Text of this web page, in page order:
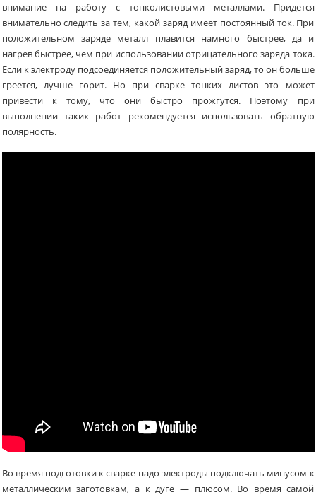
внимание на работу с тонколистовыми металлами. Придется
внимательно следить за тем, какой заряд имеет постоянный ток. При
положительном заряде металл плавится намного быстрее, да и
нагрев быстрее, чем при использовании отрицательного заряда тока.
Если к электроду подсоединяется положительный заряд, то он больше
греется, лучше горит. Но при сварке тонких листов это может
привести к тому, что они быстро прожгутся. Поэтому при
выполнении таких работ рекомендуется использовать обратную
полярность.
Во время подготовки к сварке надо электроды подключать минусом к
металлическим заготовкам, а к дуге — плюсом. Во время самой